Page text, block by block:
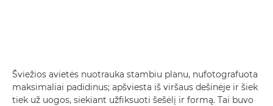
Šviežios avietės nuotrauka stambiu planu, nufotografuota
maksimaliai padidinus; apšviesta iš viršaus dešinėje ir šiek
tiek už uogos, siekiant užfiksuoti šešėlį ir formą. Tai buvo